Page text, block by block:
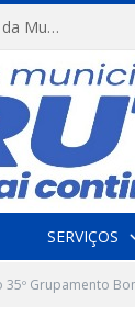
FESTRIBAL 2026 – No Coração da Amazônia. Apresentação da Munduruku.
SERVIÇOS
35º Grupamento